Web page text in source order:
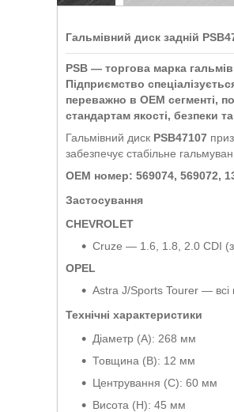
Гальмівний диск задній
PSB — торгова марка
Підприємство
переважно в OEM сегменті,
стандартам якості, безпеки та
Гальмівний диск PSB47107
забезпечує стабільне
OEM номер: 569074, 569072,
Застосування
CHEVROLET
Cruze — 1.6, 1.8, 2.0 CDI
OPEL
Astra J/Sports Tourer — всі
Технічні характеристики
Діаметр (A): 268 мм
Товщина (B): 12 мм
Центрування (C): 60 мм
Висота (H): 45 мм